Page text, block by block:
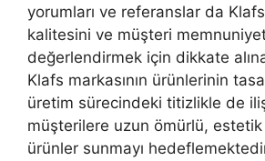
yorumları ve referanslar da Klafs
kalitesini ve müşteri
değerlendirmek için dikkate
Klafs markasının ürünlerinin
üretim sürecindeki titizlikle de
müşterilere uzun ömürlü,
ürünler sunmayı